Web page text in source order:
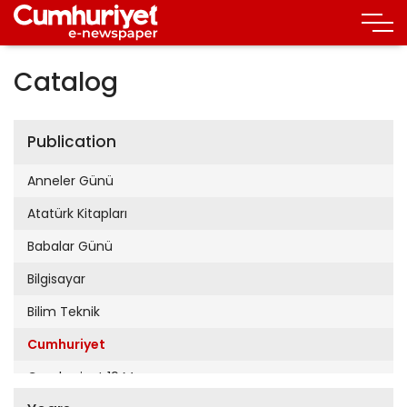
Catalog
Publication
Anneler Günü
Atatürk Kitapları
Babalar Günü
Bilgisayar
Bilim Teknik
Cumhuriyet
Cumhuriyet 19 Mayıs